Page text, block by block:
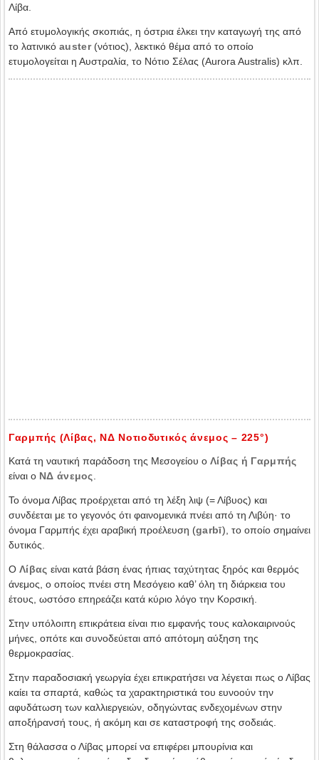
Λίβα.
Από ετυμολογικής σκοπιάς, η όστρια έλκει την καταγωγή της από
το λατινικό auster(νότιος), λεκτικό θέμα από το οποίο
ετυμολογείται η Αυστραλία, το Νότιο Σέλας (Aurora Australis) κλπ.
Γαρμπής (Λίβας, ΝΔ Νοτιοδυτικός άνεμος – 225°)
Κατά τη ναυτική παράδοση της Μεσογείου ο Λίβας ή Γαρμπής
είναι ο ΝΔ άνεμος
Το όνομα Λίβας προέρχεται από τη λέξη λιψ (= Λίβυος) και
συνδέεται με το γεγονός ότι φαινομενικά πνέει από τη Λιβύη· το
όνομα Γαρμπής έχει αραβική προέλευση (garbī), το οποίο σημαίνει
δυτικός.
Ο Λίβας είναι κατά βάση ένας ήπιας ταχύτητας ξηρός και θερμός
άνεμος, ο οποίος πνέει στη Μεσόγειο καθ’ όλη τη διάρκεια του
έτους, ωστόσο επηρεάζει κατά κύριο λόγο την Κορσική.
Στην υπόλοιπη επικράτεια είναι πιο εμφανής τους καλοκαιρινούς
μήνες, οπότε και συνοδεύεται από απότομη αύξηση της
θερμοκρασίας.
Στην παραδοσιακή γεωργία έχει επικρατήσει να λέγεται πως ο Λίβας
καίει τα σπαρτά, καθώς τα χαρακτηριστικά του ευνοούν την
αφυδάτωση των καλλιεργειών, οδηγώντας ενδεχομένων στην
αποξήρανσή τους, ή ακόμη και σε καταστροφή της σοδειάς.
Στη θάλασσα ο Λίβας μπορεί να επιφέρει μπουρίνια και